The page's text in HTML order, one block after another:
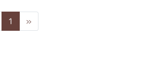
Previous
1 »Next